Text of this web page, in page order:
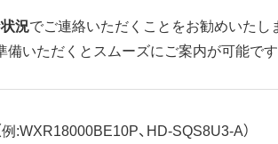
況でご連絡いただくことをお勧めいたし
備いただくとスムーズにご案内が可能です
:WXR18000BE10P、HD-SQS8U3-A）